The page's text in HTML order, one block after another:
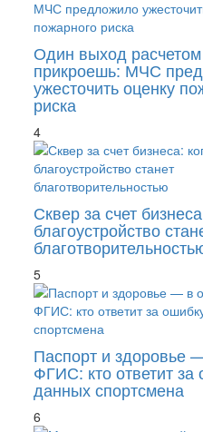
Один выход
прикроешь: МЧС
ужесточить оценку
риска
4
Сквер за счет
благоустройство
5
Паспорт и здоровье
ФГИС: кто ответит за
данных спортсмена
6